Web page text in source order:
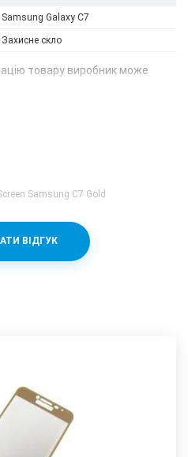
Samsung Galaxy C7
Захисне скло
товару виробник може
Samsung C7 Gold
ВІДГУК